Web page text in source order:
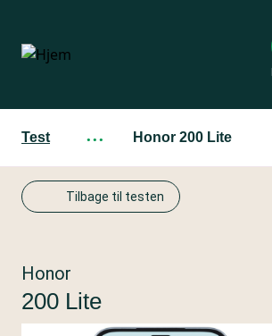
hovedindhold
Test ··· Honor 200 Lite
Tilbage til testen
Honor
200 Lite